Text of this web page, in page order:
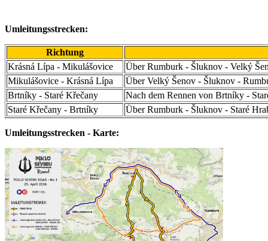
Umleitungsstrecken:
Richtung
Krásná Lípa - Mikulášovice
Über Rumburk - Šluknov - Velký
Mikulášovice - Krásná Lípa
Über Velký Šenov - Šluknov -
Brtníky - Staré Křečany
Nach dem Rennen von Brtníky -
Staré Křečany - Brtníky
Über Rumburk - Šluknov - Staré
Umleitungsstrecken - Karte: